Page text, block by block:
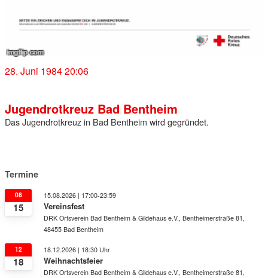
28. Juni 1984 20:06
Jugendrotkreuz Bad Bentheim
Das Jugendrotkreuz in Bad Bentheim wird gegründet.
Termine
08
15
15.08.2026 | 17:00-23:59
Vereinsfest
DRK Ortsverein Bad Bentheim & Gildehaus e.V., Bentheimerstraße 81,
48455 Bad Bentheim
12
18
18.12.2026 | 18:30 Uhr
Weihnachtsfeier
DRK Ortsverein Bad Bentheim & Gildehaus e.V., Bentheimerstraße 81,